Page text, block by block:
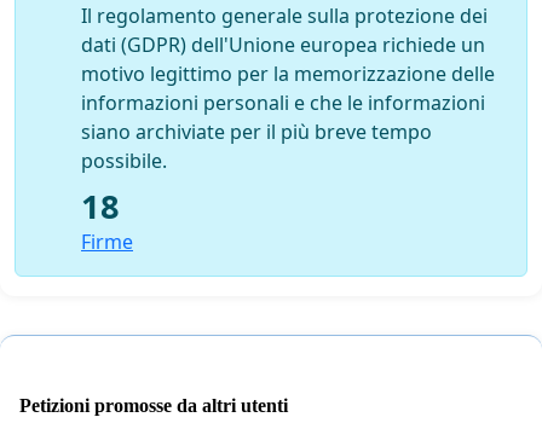
Il regolamento generale sulla protezione dei
dati (GDPR) dell'Unione europea richiede un
motivo legittimo per la memorizzazione delle
informazioni personali e che le informazioni
siano archiviate per il più breve tempo
possibile.
18
Firme
Petizioni promosse da altri utenti